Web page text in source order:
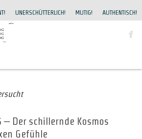
UNERSCHÜTTERLICH! MUTIG! AUTHENTISCH!
Der schillernde Kosmos
Gefühle